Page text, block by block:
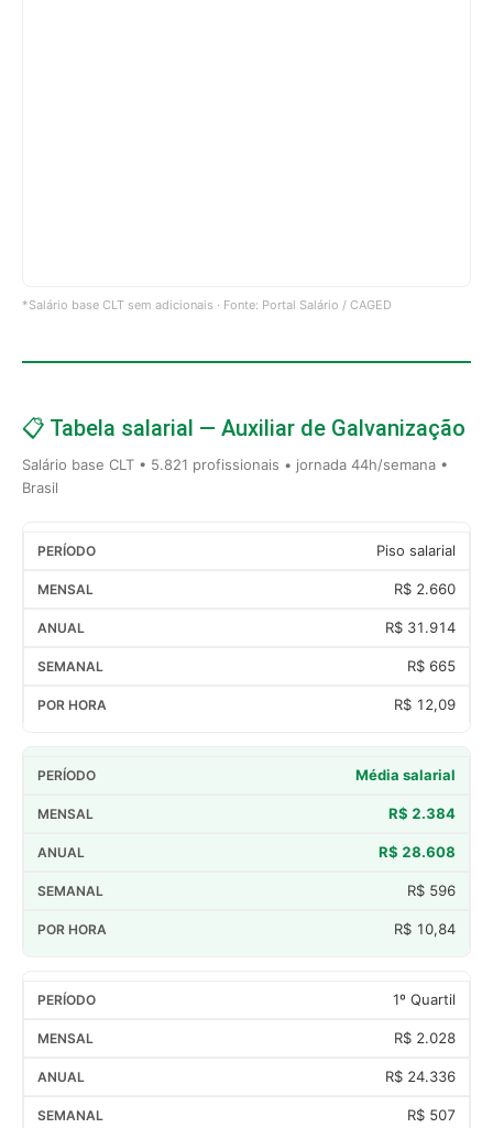
*Salário base CLT sem adicionais · Fonte: Portal Salário / CAGED
📋 Tabela salarial — Auxiliar de Galvanização
Salário base CLT • 5.821 profissionais • jornada 44h/semana •
Brasil
Piso salarial
R$ 2.660
R$ 31.914
R$ 665
R$ 12,09
Média salarial
R$ 2.384
R$ 28.608
R$ 596
R$ 10,84
1º Quartil
R$ 2.028
R$ 24.336
R$ 507